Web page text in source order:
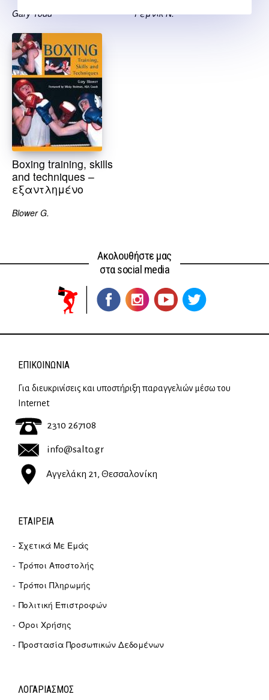
Gary Todd Ρέμνικ Ν.
Boxing training, skills
and techniques –
εξαντλημένο
Blower G.
Ακολουθήστε μας
στα social media
ΕΠΙΚΟΙΝΩΝΊΑ
Για διευκρινίσεις και υποστήριξη παραγγελιών μέσω του
Internet
2310 267108
info@salto.gr
Αγγελάκη 21, Θεσσαλονίκη
ΕΤΑΙΡΕΊΑ
Σχετικά Με Εμάς
Τρόποι Αποστολής
Τρόποι Πληρωμής
Πολιτική Επιστροφών
Όροι Χρήσης
Προστασία Προσωπικών Δεδομένων
ΛΟΓΑΡΙΑΣΜΟΣ